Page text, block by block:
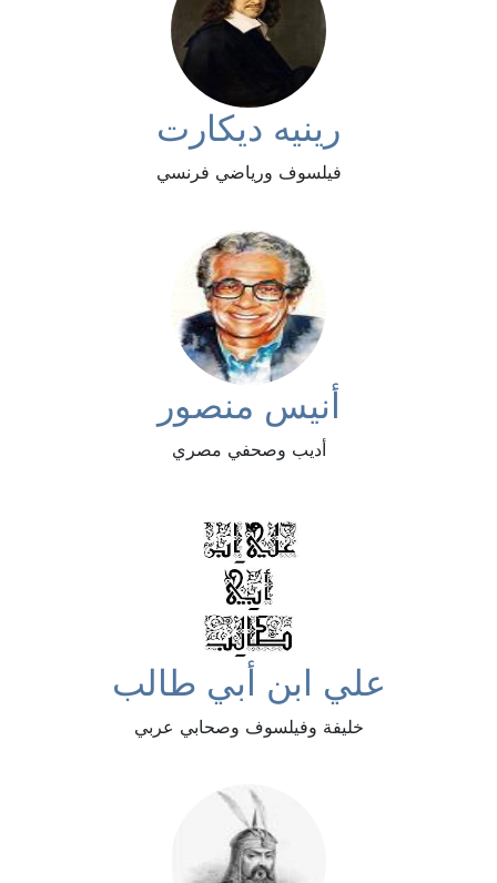
رينيه ديكارت
فيلسوف ورياضي فرنسي
أنيس منصور
أديب وصحفي مصري
علي ابن أبي طالب
خليفة وفيلسوف وصحابي عربي